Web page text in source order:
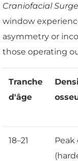
Craniofacial
window
asymmetry or
those operating
Tranche
d'âge
18–21
Peak